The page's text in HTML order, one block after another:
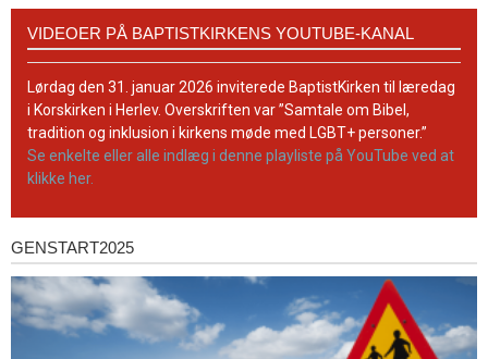
BaptistKirkens
YouTube-
kanal
VIDEOER PÅ BAPTISTKIRKENS YOUTUBE-KANAL
Lørdag den 31. januar 2026 inviterede BaptistKirken til læredag
i Korskirken i Herlev. Overskriften var ”Samtale om Bibel,
tradition og inklusion i kirkens møde med LGBT+ personer.”
Se enkelte eller alle indlæg i denne playliste på YouTube ved at
klikke her.
Genstart2025
GENSTART2025